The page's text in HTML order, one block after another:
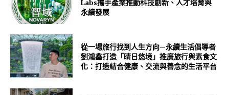
Labs攜手產業推動科技創新、人才培育與
永續發展
從一場旅行找到人生方向—永續生活倡導者
劉鴻鑫打造「晴日悠境」推廣旅行與素食文
化：打造結合健康、交流與善念的生活平台